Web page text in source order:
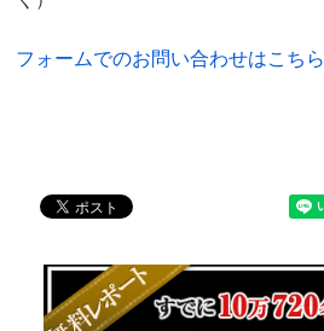
フォームでのお問い合わせはこちら